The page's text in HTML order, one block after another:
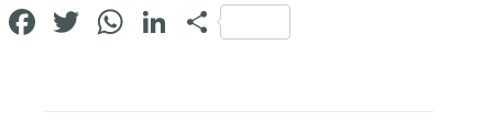
Fa T
W
Li C